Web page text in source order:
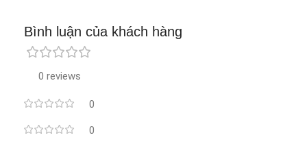
Bình luận của khách hàng
0 reviews
0
0